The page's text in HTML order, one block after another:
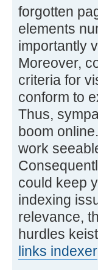
forgotten
elements
importantly
Moreover,
criteria for
conform to
Thus,
boom
work
could keep
indexing
relevance,
hurdles
links indexer